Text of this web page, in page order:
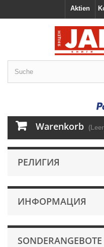
Aktien
Warenkorb
РЕЛИГИЯ
ИНФОРМАЦИЯ
SONDERANGEBOTE